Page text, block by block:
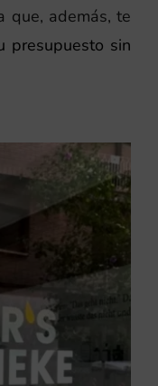
que, además, te
presupuesto sin